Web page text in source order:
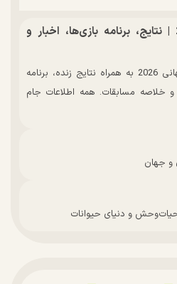
جدول جام جهانی 2026 | نتایج، برنامه بازی‌ها، اخبار و
مشاهده جدول کامل جام جهانی 2026 به همراه نتایج زنده، برنامه
و خلاصه مسابقات. همه اطلاعات جام
و جهان
حیات‌وحش و دنیای حیوانات